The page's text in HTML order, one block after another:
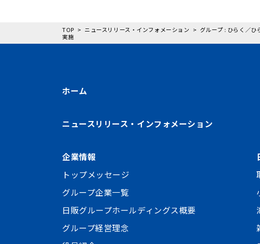
TOP ニュースリリース・インフォメーション
グループ : ひらく／ひ
実施
ホーム
ニュースリリース・インフォメーション
企業情報
トップメッセージ
グループ企業一覧
日販グループホールディングス概要
グループ経営理念